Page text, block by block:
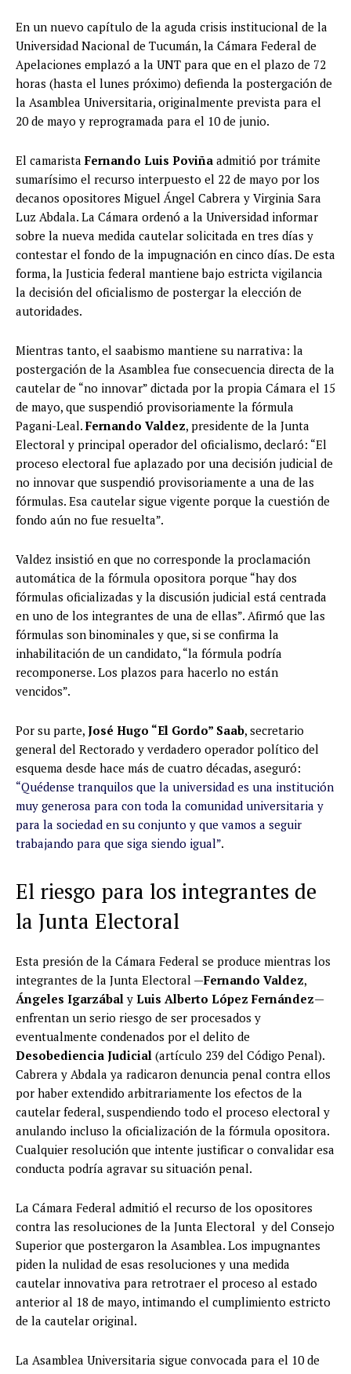
En un nuevo capítulo de la aguda crisis institucional de la
Universidad Nacional de Tucumán, la Cámara Federal de
Apelaciones emplazó a la UNT para que en el plazo de 72
horas (hasta el lunes próximo) defienda la postergación de
la Asamblea Universitaria, originalmente prevista para el
20 de mayo y reprogramada para el 10 de junio.
El camarista Fernando Luis Poviña admitió por trámite
sumarísimo el recurso interpuesto el 22 de mayo por los
decanos opositores Miguel Ángel Cabrera y Virginia Sara
Luz Abdala. La Cámara ordenó a la Universidad informar
sobre la nueva medida cautelar solicitada en tres días y
contestar el fondo de la impugnación en cinco días. De esta
forma, la Justicia federal mantiene bajo estricta vigilancia
la decisión del oficialismo de postergar la elección de
autoridades.
Mientras tanto, el saabismo mantiene su narrativa: la
postergación de la Asamblea fue consecuencia directa de la
cautelar de “no innovar” dictada por la propia Cámara el 15
de mayo, que suspendió provisoriamente la fórmula
Pagani-Leal. Fernando Valdez, presidente de la Junta
Electoral y principal operador del oficialismo, declaró: “El
proceso electoral fue aplazado por una decisión judicial de
no innovar que suspendió provisoriamente a una de las
fórmulas. Esa cautelar sigue vigente porque la cuestión de
fondo aún no fue resuelta”.
Valdez insistió en que no corresponde la proclamación
automática de la fórmula opositora porque “hay dos
fórmulas oficializadas y la discusión judicial está centrada
en uno de los integrantes de una de ellas”. Afirmó que las
fórmulas son binominales y que, si se confirma la
inhabilitación de un candidato, “la fórmula podría
recomponerse. Los plazos para hacerlo no están
vencidos”.
Por su parte, José Hugo “El Gordo” Saab, secretario
general del Rectorado y verdadero operador político del
esquema desde hace más de cuatro décadas, aseguró:
“Quédense tranquilos que la universidad es una institución
muy generosa para con toda la comunidad universitaria y
para la sociedad en su conjunto y que vamos a seguir
trabajando para que siga siendo igual”.
El riesgo para los integrantes de
la Junta Electoral
Esta presión de la Cámara Federal se produce mientras los
integrantes de la Junta Electoral —Fernando Valdez,
Ángeles Igarzábal y Luis Alberto López Fernández—
enfrentan un serio riesgo de ser procesados y
eventualmente condenados por el delito de
Desobediencia Judicial (artículo 239 del Código Penal).
Cabrera y Abdala ya radicaron denuncia penal contra ellos
por haber extendido arbitrariamente los efectos de la
cautelar federal, suspendiendo todo el proceso electoral y
anulando incluso la oficialización de la fórmula opositora.
Cualquier resolución que intente justificar o convalidar esa
conducta podría agravar su situación penal.
La Cámara Federal admitió el recurso de los opositores
contra las resoluciones de la Junta Electoral y del Consejo
Superior que postergaron la Asamblea. Los impugnantes
piden la nulidad de esas resoluciones y una medida
cautelar innovativa para retrotraer el proceso al estado
anterior al 18 de mayo, intimando el cumplimiento estricto
de la cautelar original.
La Asamblea Universitaria sigue convocada para el 10 de